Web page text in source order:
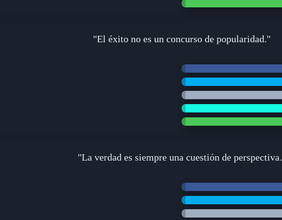
"El éxito no es un concurso de popularidad."
"La verdad es siempre una cuestión de